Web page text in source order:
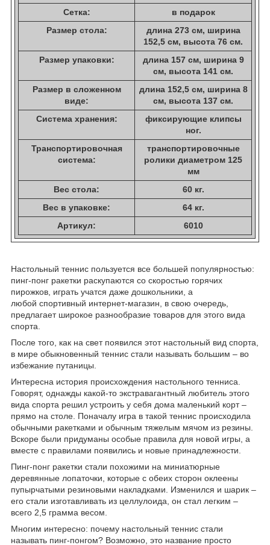
Сетка:
в подарок
Размер стола:
длина 273 см, ширина
152,5 см, высота 76 см.
Размер упаковки:
длина 157 см, ширина 9
см, высота 141 см.
Размер в сложенном
виде:
длина 152,5 см, ширина 8
см, высота 137 см.
Система хранения:
фиксирующие клипсы
ног.
Транспортировочная
система:
транспортировочные
ролики диаметром 125
мм
Вес стола:
60 кг.
Вес в упаковке:
64 кг.
Артикул:
6010
Настольный теннис пользуется все большей популярностью:
пинг-понг ракетки раскупаются со скоростью горячих
пирожков, играть учатся даже дошкольники, а
любой спортивный интернет-магазин, в свою очередь,
предлагает широкое разнообразие товаров для этого вида
спорта.
После того, как на свет появился этот настольный вид спорта,
в мире обыкновенный теннис стали называть большим – во
избежание путаницы.
Интересна история происхождения настольного тенниса.
Говорят, однажды какой-то экстравагантный любитель этого
вида спорта решил устроить у себя дома маленький корт –
прямо на столе. Поначалу игра в такой теннис происходила
обычными ракетками и обычным тяжелым мячом из резины.
Вскоре были придуманы особые правила для новой игры, а
вместе с правилами появились и новые принадлежности.
Пинг-понг ракетки стали похожими на миниатюрные
деревянные лопаточки, которые с обеих сторон оклеены
пупырчатыми резиновыми накладками. Изменился и шарик –
его стали изготавливать из целлулоида, он стал легким –
всего 2,5 грамма весом.
Многим интересно: почему настольный теннис стали
называть пинг-понгом? Возможно, это название просто